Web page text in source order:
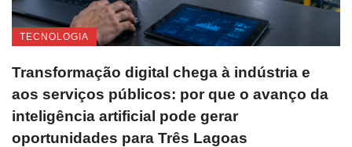
TECNOLOGIA
Transformação digital chega à indústria e
aos serviços públicos: por que o avanço da
inteligência artificial pode gerar
oportunidades para Três Lagoas